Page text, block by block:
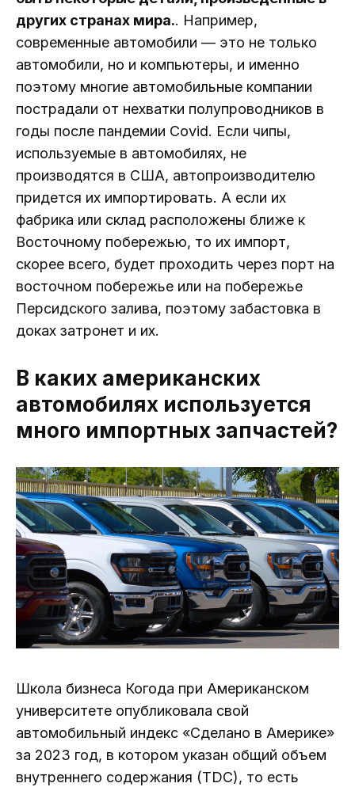
других странах мира.. Например,
современные автомобили — это не только
автомобили, но и компьютеры, и именно
поэтому многие автомобильные компании
пострадали от нехватки полупроводников в
годы после пандемии Covid. Если чипы,
используемые в автомобилях, не
производятся в США, автопроизводителю
придется их импортировать. А если их
фабрика или склад расположены ближе к
Восточному побережью, то их импорт,
скорее всего, будет проходить через порт на
восточном побережье или на побережье
Персидского залива, поэтому забастовка в
доках затронет и их.
В каких американских
автомобилях используется
много импортных запчастей?
Школа бизнеса Когода при Американском
университете опубликовала свой
автомобильный индекс «Сделано в Америке»
за 2023 год, в котором указан общий объем
внутреннего содержания (TDC), то есть